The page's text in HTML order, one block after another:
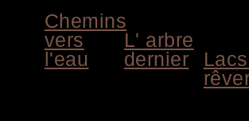
Chemins
vers
l'eau
L' arbre
dernier